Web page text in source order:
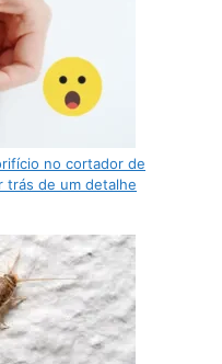
no cortador de
trás de um detalhe